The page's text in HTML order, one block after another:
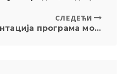
СЛЕДЕЋИ
Еразмус + Презентација програма мобилности и стипендија Владе Француске, среда 10. децембар 12ч, амфитеатар VIII (судница)